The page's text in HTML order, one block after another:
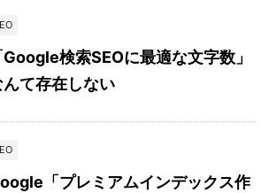
Google検索SEOに最適な文字数」
んて存在しない
「プレミアムインデックス作